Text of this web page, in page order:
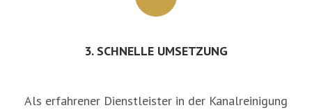
3. SCHNELLE UMSETZUNG
Als erfahrener Dienstleister in der Kanalreinigung